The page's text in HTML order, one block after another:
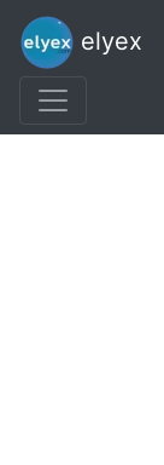
elyex